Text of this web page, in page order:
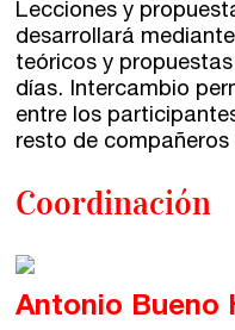
Lecciones y
desarrollará
teóricos y
días. Intercambio
entre los
resto de
Coordinación
Antonio Bueno